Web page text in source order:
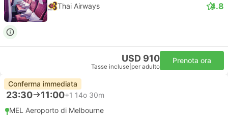
Thai Airways 4.8
USD 910
Tasse incluse per adulto
Prenota ora
Conferma immediata
23:30 11:00+1 14o 30m
MEL Aeroporto di Melbourne